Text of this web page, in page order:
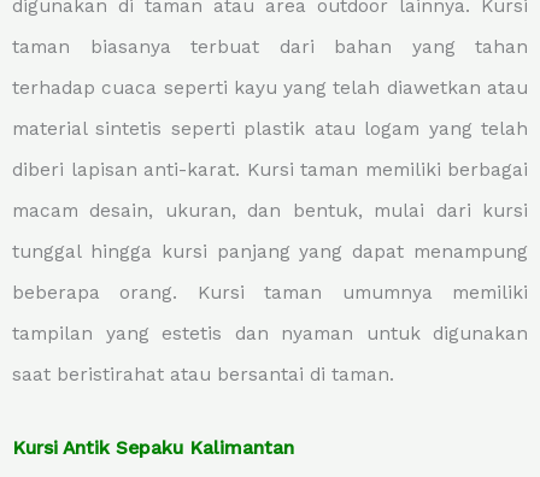
digunakan di taman atau area outdoor lainnya. Kursi
taman biasanya terbuat dari bahan yang tahan
terhadap cuaca seperti kayu yang telah diawetkan atau
material sintetis seperti plastik atau logam yang telah
diberi lapisan anti-karat. Kursi taman memiliki berbagai
macam desain, ukuran, dan bentuk, mulai dari kursi
tunggal hingga kursi panjang yang dapat menampung
beberapa orang. Kursi taman umumnya memiliki
tampilan yang estetis dan nyaman untuk digunakan
saat beristirahat atau bersantai di taman.
Kursi Antik Sepaku Kalimantan